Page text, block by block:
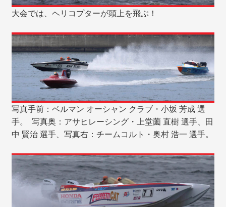
大会では、ヘリコプターが頭上を飛ぶ！
写真手前：ベルマン オーシャン クラブ・小坂 芳成 選
手。 写真奥：アサヒレーシング・上堂薗 直樹 選手、田
中 賢治 選手、写真右：チームコルト・奥村 浩一 選手。